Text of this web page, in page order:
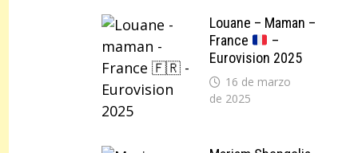
Louane – Maman –
France
–
Eurovision 2025
16 de marzo
de 2025